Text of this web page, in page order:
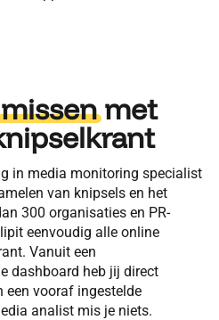
missenmet
in media monitoring specialist
van knipsels en het
300 organisaties en PR-
eenvoudig alle online
Vanuit een
dashboard heb jij direct
een vooraf ingestelde
analist mis je niets.